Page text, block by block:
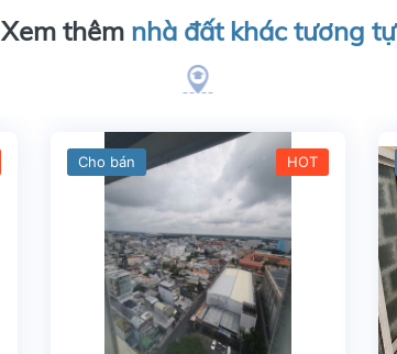
Xem thêm nhà đất khác tương tự
Cho bán HOT